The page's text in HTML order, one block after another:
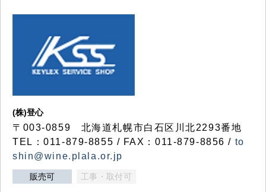
(株)登心
〒003-0859 北海道札幌市白石区川北2293番地
TEL：011-879-8855 / FAX：011-879-8856 / to
shin@wine.plala.or.jp
販売可 工事・取付可